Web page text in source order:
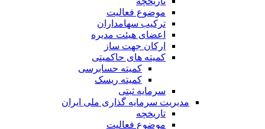
موضوع فعالیت
ترکیب سهامداران
اعضای هیئت مدیره
ارکان جهت ساز
کمیته های حاکمیتی
کمیته حسابرسی
کمیته ریسک
سرمایه ثبتی
مدیریت سرمایه گذاری ملی ایران
تاریخچه
موضوع فعالیت